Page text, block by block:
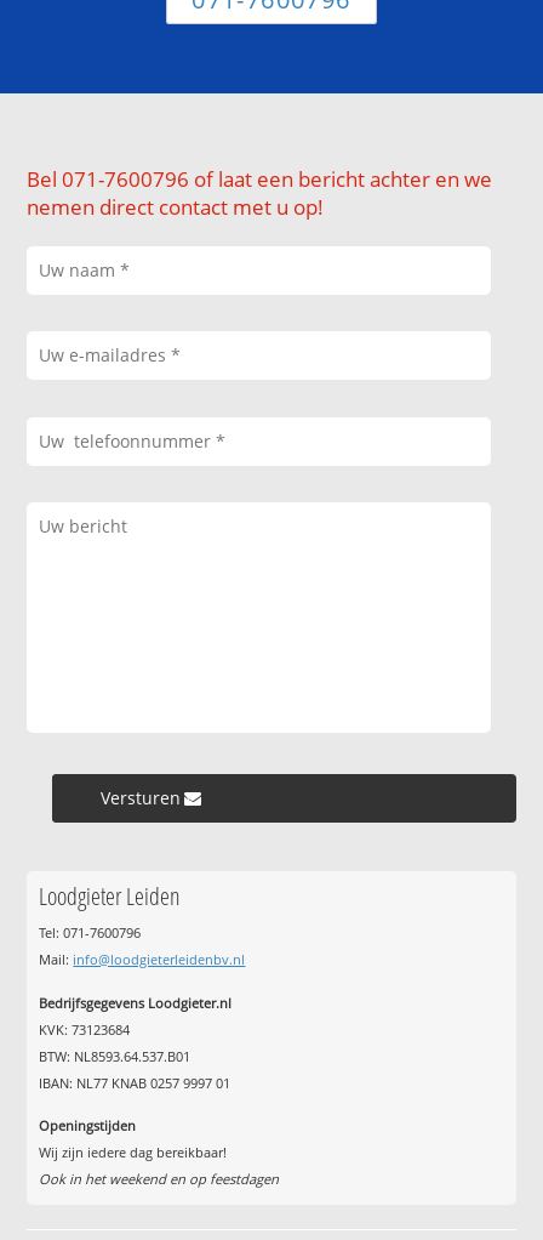
Bel 071-7600796 of laat een bericht achter en we
nemen direct contact met u op!
Versturen »
Loodgieter Leiden
Tel: 071-7600796
Mail: info@loodgieterleidenbv.nl
Bedrijfsgegevens Loodgieter.nl
KVK: 73123684
BTW: NL8593.64.537.B01
IBAN: NL77 KNAB 0257 9997 01
Openingstijden
Wij zijn iedere dag bereikbaar!
Ook in het weekend en op feestdagen